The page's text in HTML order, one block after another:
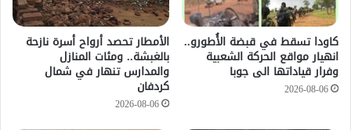
كاودا تسقط في قبضة الأُطورو..
انهيار مواقع الحركة الشعبية
وفرار قياداتها الى جوبا
2026-08-06
الأمطار تحصد أرواح أسرة نازحة
بالغبشة.. ومئات المنازل
والمدارس تنهار في شمال
كردفان
2026-08-06